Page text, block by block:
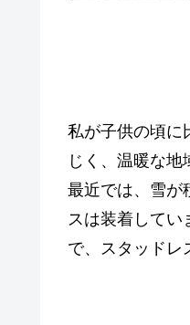
私が子供の頃に
じく、温暖な地
最近では、雪が
スは装着して
で、スタッドレ